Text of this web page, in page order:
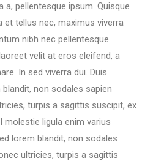
a, pellentesque ipsum. Quisque
et tellus nec, maximus viverra
nibh nec pellentesque
velit at eros eleifend, a
In sed viverra dui. Duis
non sodales sapien
turpis a sagittis suscipit, ex
molestie ligula enim varius
lorem blandit, non sodales
ultricies, turpis a sagittis